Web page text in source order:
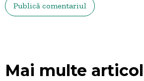
Mai multe